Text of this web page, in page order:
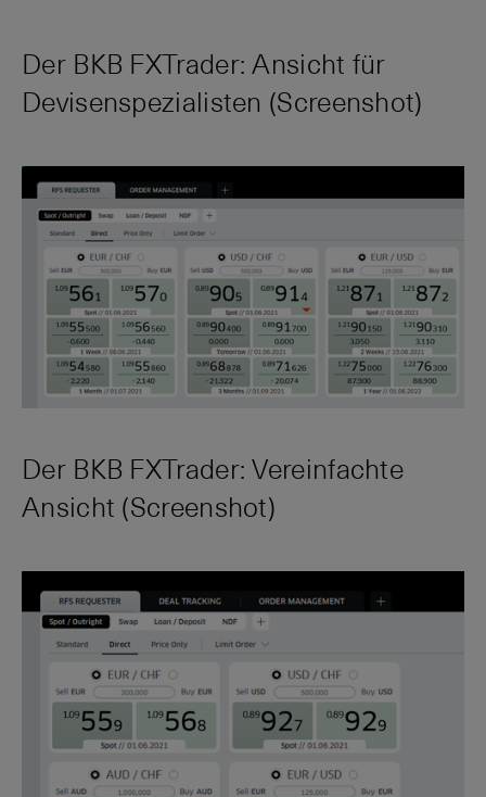
Der BKB FXTrader: Ansicht für
Devisenspezialisten (Screenshot)
Der BKB FXTrader: Vereinfachte
Ansicht (Screenshot)